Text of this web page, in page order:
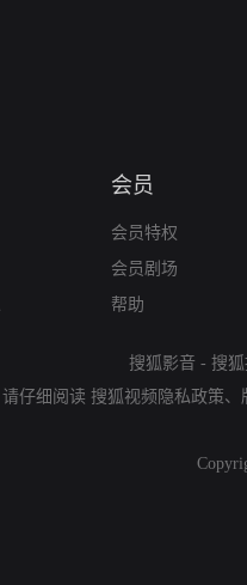
会员
会员特权
会员剧场
帮助
搜狐影音 - 搜
请仔细阅读 搜狐视频隐私政策、